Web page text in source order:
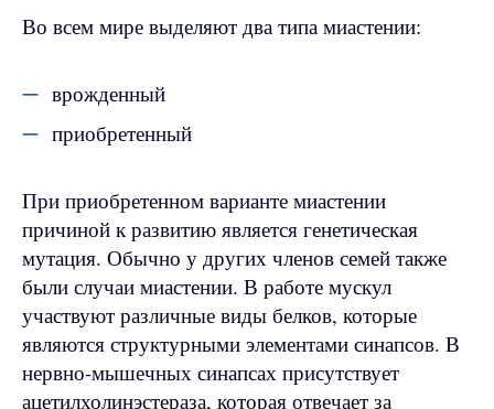
Во всем мире выделяют два типа миастении:
врожденный
приобретенный
При приобретенном варианте миастении
причиной к развитию является генетическая
мутация. Обычно у других членов семей также
были случаи миастении. В работе мускул
участвуют различные виды белков, которые
являются структурными элементами синапсов. В
нервно-мышечных синапсах присутствует
ацетилхолинэстераза, которая отвечает за